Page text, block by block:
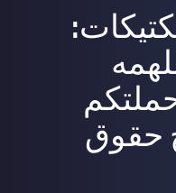
حقوق